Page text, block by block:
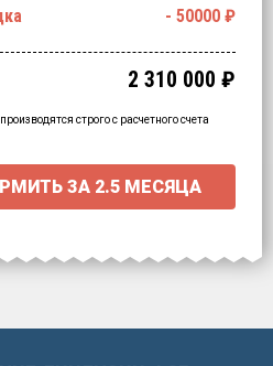
- 50000 ₽
2 310 000 ₽
строго с расчетного счета
ЗА 2.5 МЕСЯЦА